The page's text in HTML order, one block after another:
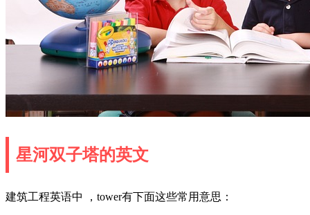
星河双子塔的英文
建筑工程英语中 ，tower有下面这些常用意思：